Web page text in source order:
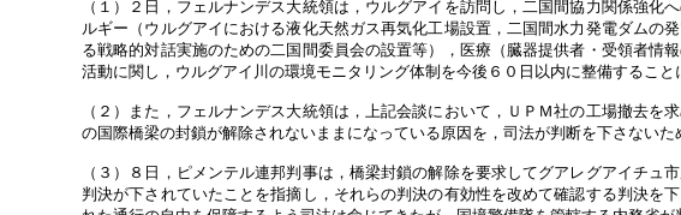
（１）２日，フェルナンデス大統領は，ウルグアイを訪問し，二国間協力関係強
ルギー（ウルグアイにおける液化天然ガス再気化工場設置，二国間水力発電ダム
る戦略的対話実施のための二国間委員会の設置等），医療（臓器提供者・受領者
活動に関し，ウルグアイ川の環境モニタリング体制を今後６０日以内に整備すること
（２）また，フェルナンデス大統領は，上記会談において，ＵＰＭ社の工場撤去
の国際橋梁の封鎖が解除されないままになっている原因を，司法が判断を下さないた
（３）８日，ピメンテル連邦判事は，橋梁封鎖の解除を要求してグアレグアイチ
判決が下されていたことを指摘し，それらの判決の有効性を改めて確認する判決を